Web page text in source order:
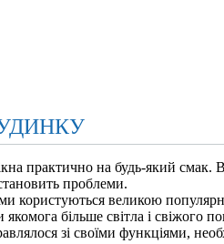
практично на будь-який
проблеми.
користуються великою
більше світла і свіжого
зі своїми функціями,